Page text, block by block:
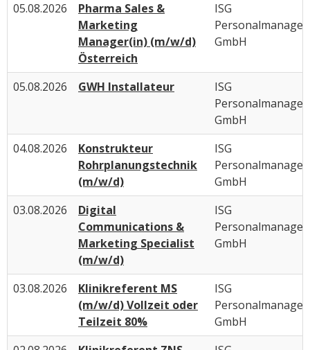
05.08.2026
Pharma Sales &
Marketing
Manager(in) (m/w/d)
Österreich
ISG
GmbH
05.08.2026 GWH Installateur
ISG
GmbH
04.08.2026
Konstrukteur
Rohrplanungstechnik
(m/w/d)
ISG
GmbH
03.08.2026
Digital
Communications &
Marketing Specialist
(m/w/d)
ISG
GmbH
03.08.2026
Klinikreferent MS
(m/w/d) Vollzeit oder
Teilzeit 80%
ISG
GmbH